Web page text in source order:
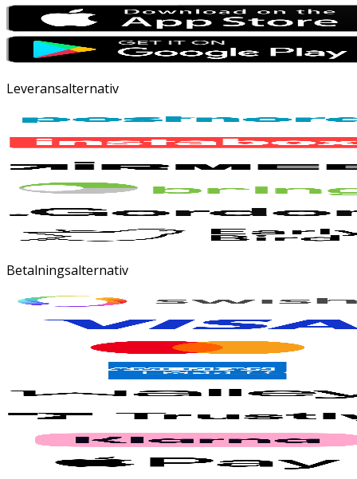
Leveransalternativ
Betalningsalternativ